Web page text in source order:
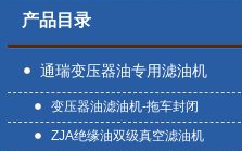
产品目录
通瑞变压器油专用滤油机
变压器油滤油机-拖车封闭
ZJA绝缘油双级真空滤油机